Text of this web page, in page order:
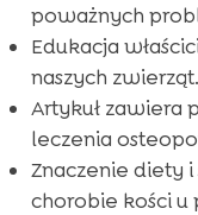
 Osteoporoza
 Wsparcie dla
CricksyDog –
osteoporozą
Wniosek
 FAQ
poważnych
Edukacja
naszych zwierząt.
Artykuł zawiera
leczenia
Znaczenie diety
chorobie kości u